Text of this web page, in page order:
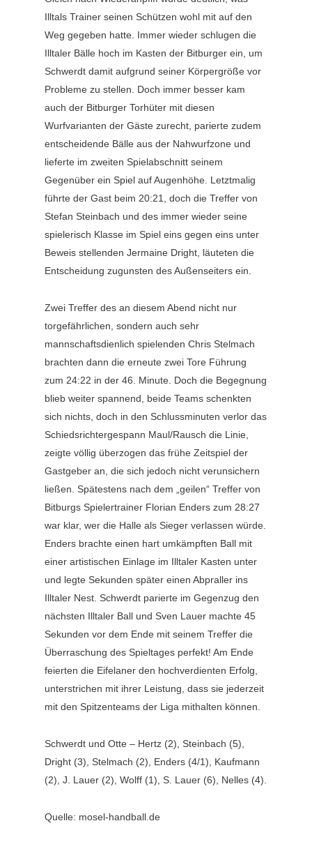
Illtals Trainer seinen Schützen wohl mit auf den
Weg gegeben hatte. Immer wieder schlugen die
Illtaler Bälle hoch im Kasten der Bitburger ein, um
Schwerdt damit aufgrund seiner Körpergröße vor
Probleme zu stellen. Doch immer besser kam
auch der Bitburger Torhüter mit diesen
Wurfvarianten der Gäste zurecht, parierte zudem
entscheidende Bälle aus der Nahwurfzone und
lieferte im zweiten Spielabschnitt seinem
Gegenüber ein Spiel auf Augenhöhe. Letztmalig
führte der Gast beim 20:21, doch die Treffer von
Stefan Steinbach und des immer wieder seine
spielerisch Klasse im Spiel eins gegen eins unter
Beweis stellenden Jermaine Dright, läuteten die
Entscheidung zugunsten des Außenseiters ein.
Zwei Treffer des an diesem Abend nicht nur
torgefährlichen, sondern auch sehr
mannschaftsdienlich spielenden Chris Stelmach
brachten dann die erneute zwei Tore Führung
zum 24:22 in der 46. Minute. Doch die Begegnung
blieb weiter spannend, beide Teams schenkten
sich nichts, doch in den Schlussminuten verlor das
Schiedsrichtergespann Maul/Rausch die Linie,
zeigte völlig überzogen das frühe Zeitspiel der
Gastgeber an, die sich jedoch nicht verunsichern
ließen. Spätestens nach dem „geilen“ Treffer von
Bitburgs Spielertrainer Florian Enders zum 28:27
war klar, wer die Halle als Sieger verlassen würde.
Enders brachte einen hart umkämpften Ball mit
einer artistischen Einlage im Illtaler Kasten unter
und legte Sekunden später einen Abpraller ins
Illtaler Nest. Schwerdt parierte im Gegenzug den
nächsten Illtaler Ball und Sven Lauer machte 45
Sekunden vor dem Ende mit seinem Treffer die
Überraschung des Spieltages perfekt! Am Ende
feierten die Eifelaner den hochverdienten Erfolg,
unterstrichen mit ihrer Leistung, dass sie jederzeit
mit den Spitzenteams der Liga mithalten können.
Schwerdt und Otte – Hertz (2), Steinbach (5),
Dright (3), Stelmach (2), Enders (4/1), Kaufmann
(2), J. Lauer (2), Wolff (1), S. Lauer (6), Nelles (4).
Quelle: mosel-handball.de